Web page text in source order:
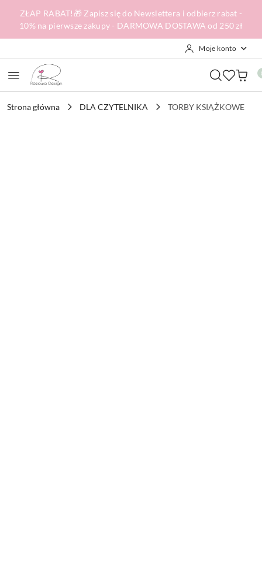
Przejdź do treści głównej
Przejdź do wyszukiwarki
Przejdź do moje konto
Przejdź do menu głównego
Przejdź do opisu produktu
Przejdź do stopki
ZŁAP RABAT!🎁 Zapisz się do Newslettera i odbierz rabat -
10% na pierwsze zakupy - DARMOWA DOSTAWA od 250 zł
Moje konto
Strona główna DLA CZYTELNIKA TORBY KSIĄŻKOWE